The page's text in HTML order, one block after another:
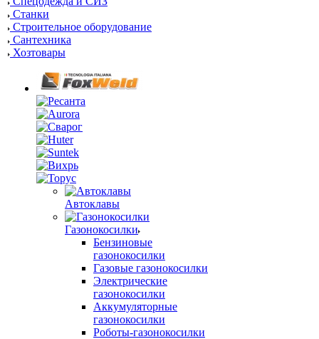
Станки
Строительное оборудование
Сантехника
Хозтовары
Автоклавы
Газонокосилки
Бензиновые
газонокосилки
Газовые газонокосилки
Электрические
газонокосилки
Аккумуляторные
газонокосилки
Роботы-газонокосилки